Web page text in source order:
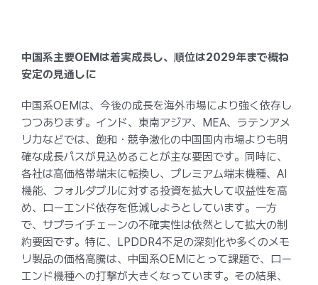
中国系主要OEMは着実成長し、順位は2029年まで概ね
安定の見通しに
中国系OEMは、今後の成長を海外市場により強く依存し
つつあります。インド、東南アジア、MEA、ラテンアメ
リカなどでは、飽和・競争激化の中国国内市場よりも明
確な成長パスが見込めることが主な要因です。同時に、
各社は高価格帯端末に転換し、プレミアム端末機種、AI
機能、フォルダブルに対する投資を拡大して収益性を高
め、ローエンド依存を低減しようとしています。一方
で、サプライチェーンの不確実性は依然として拡大の制
約要因です。特に、LPDDR4不足の深刻化や多くのメモ
リ製品の価格高騰は、中国系OEMにとって課題で、ロー
エンド機種への打撃が大きくなっています。その結果、